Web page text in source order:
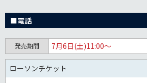
■電話
発売期間 7月6日(土)11:00～
ローソンチケット